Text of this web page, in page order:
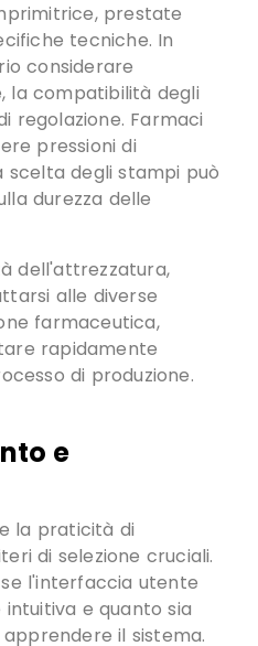
prestate
tecniche. In
considerare
, la compatibilità degli
regolazione. Farmaci
pressioni di
scelta degli stampi può
durezza delle
dell'attrezzatura,
alle diverse
farmaceutica,
rapidamente
di produzione.
e
la praticità di
di selezione cruciali.
l'interfaccia utente
e quanto sia
il sistema.